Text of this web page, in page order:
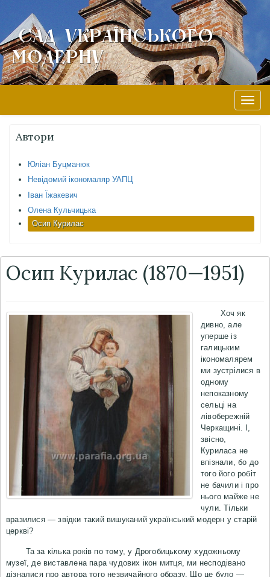
Сад Українського
Модерну
Skip
to
Toggle
Автори
Юліан Буцманюк
Невідомий ікономаляр УАПЦ
Іван Їжакевич
Олена Кульчицька
Осип Курилас
Осип Курилас (1870—1951)
Хоч як
дивно, але
уперше із
галицьким
ікономалярем
ми зустрілися в
одному
непоказному
сельці на
лівобережній
Черкащині. І,
звісно,
Куриласа не
впізнали, бо до
того його робіт
не бачили і про
нього майже не
чули. Тільки
вразилися — звідки такий вишуканий український модерн у старій
церкві?
Та за кілька років по тому, у Дрогобицькому художньому
музеї, де виставлена пара чудових ікон митця, ми несподівано
дізналися про автора того незвичайного образу. Що це було —